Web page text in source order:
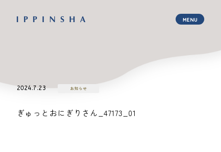
2024.7.23 お知らせ
ぎゅっとおにぎりさん_47173_01